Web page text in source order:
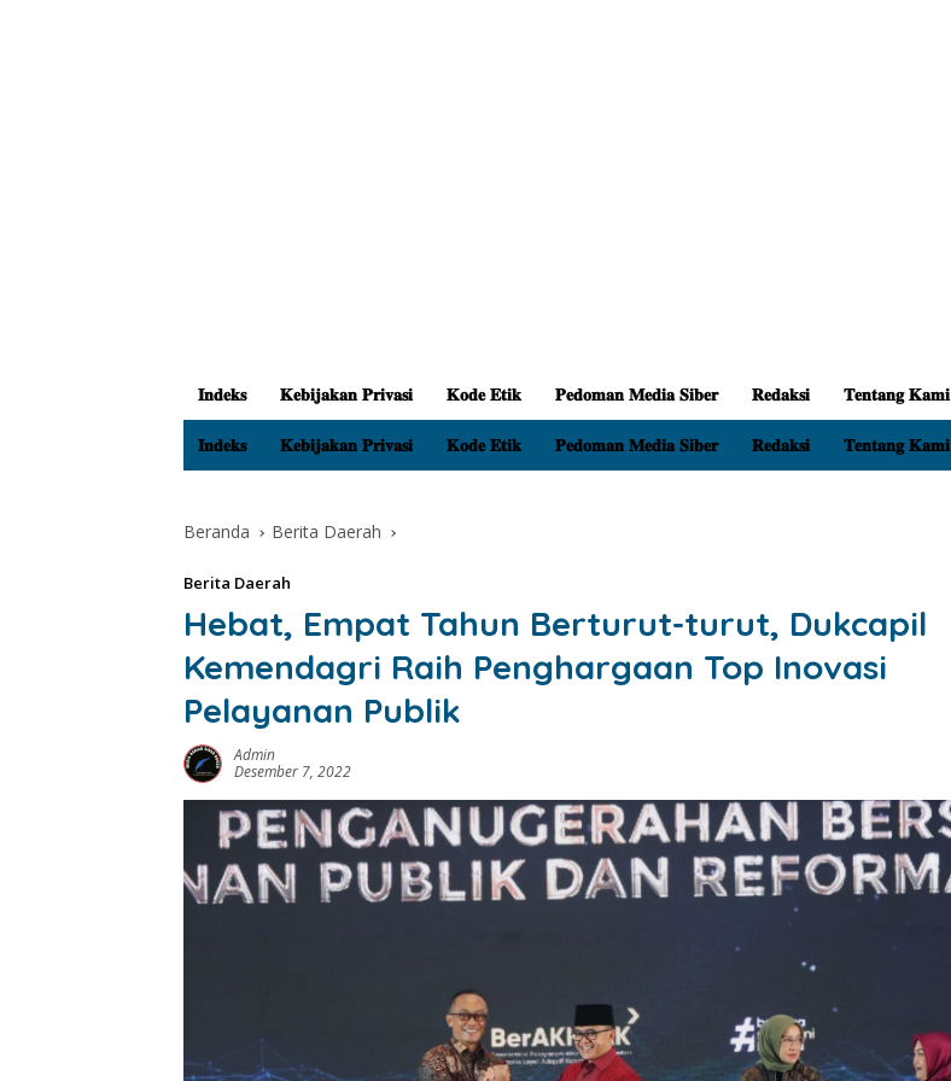
𝐈𝐧𝐝𝐞𝐤𝐬 𝐊𝐞𝐛𝐢𝐣𝐚𝐤𝐚𝐧 𝐏𝐫𝐢𝐯𝐚𝐬𝐢 𝐊𝐨𝐝𝐞 𝐄𝐭𝐢𝐤 𝐏𝐞𝐝𝐨𝐦𝐚𝐧 𝐌𝐞𝐝𝐢𝐚 𝐒𝐢𝐛𝐞𝐫 𝐑𝐞𝐝𝐚𝐤𝐬𝐢 𝐓𝐞𝐧𝐭𝐚𝐧𝐠 𝐊𝐚𝐦𝐢
𝐈𝐧𝐝𝐞𝐤𝐬 𝐊𝐞𝐛𝐢𝐣𝐚𝐤𝐚𝐧 𝐏𝐫𝐢𝐯𝐚𝐬𝐢 𝐊𝐨𝐝𝐞 𝐄𝐭𝐢𝐤 𝐏𝐞𝐝𝐨𝐦𝐚𝐧 𝐌𝐞𝐝𝐢𝐚 𝐒𝐢𝐛𝐞𝐫 𝐑𝐞𝐝𝐚𝐤𝐬𝐢 𝐓𝐞𝐧𝐭𝐚𝐧𝐠 𝐊𝐚𝐦𝐢
Beranda Berita Daerah
Berita Daerah
Hebat, Empat Tahun Berturut-turut, Dukcapil
Kemendagri Raih Penghargaan Top Inovasi
Pelayanan Publik
Admin
Desember 7, 2022